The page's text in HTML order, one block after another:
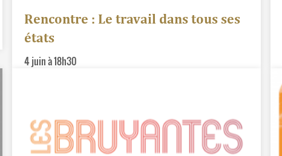
Rencontre : Le travail dans tous ses
états
4 juin à 18h30